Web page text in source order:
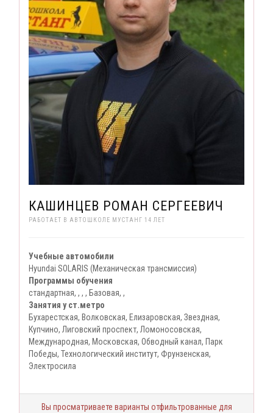
КАШИНЦЕВ РОМАН СЕРГЕЕВИЧ
РАБОТАЕТ В АВТОШКОЛЕ МУСТАНГ 14 ЛЕТ
Учебные автомобили
Hyundai SOLARIS (Механическая трансмиссия)
Программы обучения
стандартная, , , , Базовая, ,
Занятия у ст.метро
Бухарестская, Волковская, Елизаровская, Звездная,
Купчино, Лиговский проспект, Ломоносовская,
Международная, Московская, Обводный канал, Парк
Победы, Технологический институт, Фрунзенская,
Электросила
Вы просматриваете варианты отфильтрованные для